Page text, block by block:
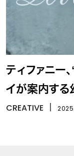
ティファニー
イが案内する
CREATIVE